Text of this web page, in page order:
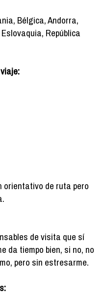
Bélgica, Andorra,
República
orientativo de ruta pero
de visita que sí
da tiempo bien, si no, no
pero sin estresarme.